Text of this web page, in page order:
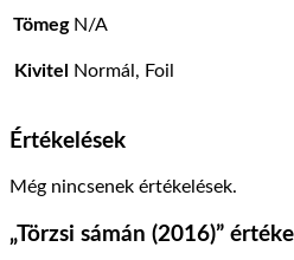
Tömeg N/A
Kivitel Normál, Foil
Értékelések
Még nincsenek értékelések.
„Törzsi sámán (2016)”